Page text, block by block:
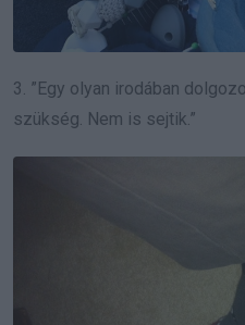
3. ”Egy olyan irodában
szükség. Nem is sejtik.”